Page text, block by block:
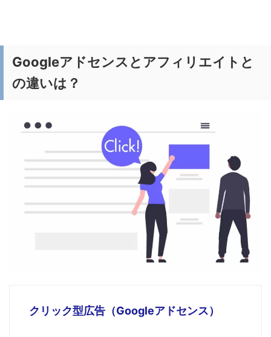
Googleアドセンスとアフィリエイトと
の違いは？
クリック型広告（Googleアドセンス）